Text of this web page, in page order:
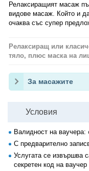
Релаксиращият масаж
видове масаж. Който и
очаква със супер
Релаксиращ или
тяло, плюс маска на
За масажите
Условия
Валидност на ваучера:
С предварително
Услугата се извършва
секретен код на